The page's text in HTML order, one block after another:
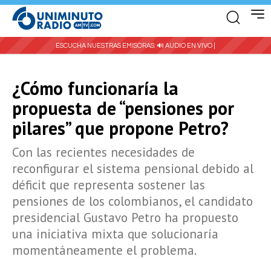
ESCUCHA NUESTRAS EMISORAS: 🔊 AUDIO EN VIVO |
¿Cómo funcionaría la
propuesta de “pensiones por
pilares” que propone Petro?
Con las recientes necesidades de
reconfigurar el sistema pensional debido al
déficit que representa sostener las
pensiones de los colombianos, el candidato
presidencial Gustavo Petro ha propuesto
una iniciativa mixta que solucionaría
momentáneamente el problema.